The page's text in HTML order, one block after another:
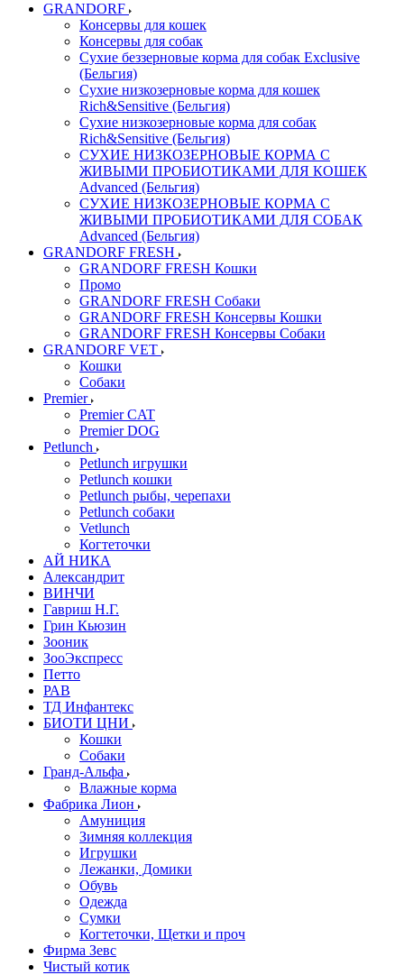
GRANDORF
Консервы для кошек
Консервы для собак
Сухие беззерновые корма для собак Exclusive
(Бельгия)
Сухие низкозерновые корма для кошек
Rich&Sensitive (Бельгия)
Сухие низкозерновые корма для собак
Rich&Sensitive (Бельгия)
СУХИЕ НИЗКОЗЕРНОВЫЕ КОРМА С
ЖИВЫМИ ПРОБИОТИКАМИ ДЛЯ КОШЕК
Advanced (Бельгия)
СУХИЕ НИЗКОЗЕРНОВЫЕ КОРМА С
ЖИВЫМИ ПРОБИОТИКАМИ ДЛЯ СОБАК
Advanced (Бельгия)
GRANDORF FRESH
GRANDORF FRESH Кошки
Промо
GRANDORF FRESH Собаки
GRANDORF FRESH Консервы Кошки
GRANDORF FRESH Консервы Собаки
GRANDORF VET
Кошки
Собаки
Premier
Premier CAT
Premier DOG
Petlunch
Petlunch игрушки
Petlunch кошки
Petlunch рыбы, черепахи
Petlunch собаки
Vetlunch
Когтеточки
АЙ НИКА
Александрит
ВИНЧИ
Гавриш Н.Г.
Грин Кьюзин
Зооник
ЗооЭкспресс
Петто
РАВ
ТД Инфантекс
БИОТИ ЦНИ
Кошки
Собаки
Гранд-Альфа
Влажные корма
Фабрика Лион
Амуниция
Зимняя коллекция
Игрушки
Лежанки, Домики
Обувь
Одежда
Сумки
Когтеточки, Щетки и проч
Фирма Зевс
Чистый котик